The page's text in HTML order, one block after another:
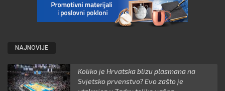
NAJNOVIJE
Koliko je Hrvatska blizu plasmana na
Svjetsko prvenstvo? Evo zašto je